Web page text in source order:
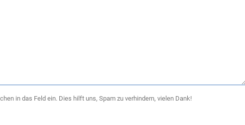
in das Feld ein. Dies hilft uns, Spam zu verhindern, vielen Dank!